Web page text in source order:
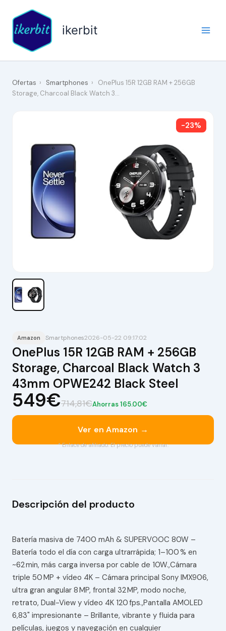
contenido
ikerbit
Ofertas › Smartphones ›
OnePlus 15R 12GB RAM + 256GB
Storage, Charcoal Black Watch 3…
-23%
Amazon Smartphones2026-05-22 09:17:02
OnePlus 15R 12GB RAM + 256GB
Storage, Charcoal Black Watch 3
43mm OPWE242 Black Steel
549€714,81€Ahorras 165.00€
Ver en Amazon →
* Enlace de afiliado. El precio puede variar.
Descripción del producto
Batería masiva de 7400 mAh & SUPERVOOC 80W –
Batería todo el día con carga ultrarrápida; 1–100 % en
~62 min, más carga inversa por cable de 10W.,Cámara
triple 50 MP + vídeo 4K – Cámara principal Sony IMX906,
ultra gran angular 8 MP, frontal 32 MP, modo noche,
retrato, Dual-View y vídeo 4K 120 fps.,Pantalla AMOLED
6,83" impresionante – Brillante, vibrante y fluida para
películas, juegos y navegación en cualquier